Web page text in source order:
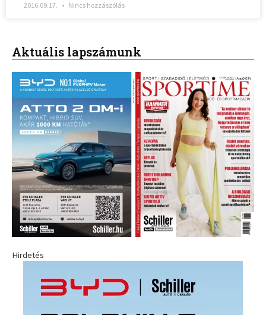
2016.09.17. Nincs hozzászólás
Aktuális lapszámunk
Hirdetés